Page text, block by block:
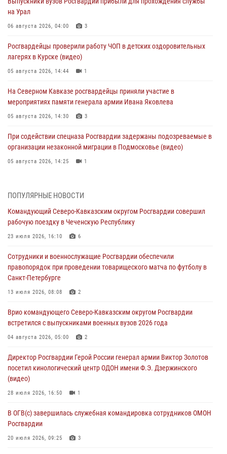
на Урал
06 августа 2026, 04:00 3
Росгвардейцы проверили работу ЧОП в детских оздоровительных
лагерях в Курске (видео)
05 августа 2026, 14:44 1
На Северном Кавказе росгвардейцы приняли участие в
мероприятиях памяти генерала армии Ивана Яковлева
05 августа 2026, 14:30 3
При содействии спецназа Росгвардии задержаны подозреваемые в
организации незаконной миграции в Подмосковье (видео)
05 августа 2026, 14:25 1
задержании подозреваемых в причинении имущественного ущерба
Формулу безопасности показал спецназ Росгвардии юным
динамовцам Свердловской области
В столице росгвардейцы задержали мужчину, устроившего дебош в
букмекерской конторе (видео)
05 августа 2026, 13:25
В Удмуртии при силовой поддержке спецназа Росгвардии
задержаны подозреваемые в мошенничестве под видом оказания
оздоровительных услуг (видео)
ПОПУЛЯРНЫЕ НОВОСТИ
Командующий Северо-Кавказским округом Росгвардии совершил
рабочую поездку в Чеченскую Республику
23 июля 2026, 16:10 6
Сотрудники и военнослужащие Росгвардии обеспечили
правопорядок при проведении товарищеского матча по футболу в
Санкт-Петербурге
13 июля 2026, 08:08 2
Врио командующего Северо-Кавказским округом Росгвардии
встретился с выпускниками военных вузов 2026 года
04 августа 2026, 05:00 2
Директор Росгвардии Герой России генерал армии Виктор Золотов
посетил кинологический центр ОДОН имени Ф.Э. Дзержинского
(видео)
28 июля 2026, 16:50 1
В ОГВ(с) завершилась служебная командировка сотрудников ОМОН
Росгвардии
20 июля 2026, 09:25 3